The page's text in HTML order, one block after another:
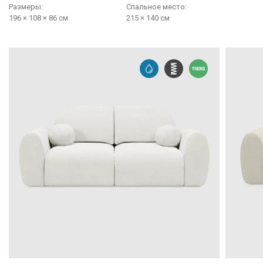
Размеры:
196 × 108 × 86 см
Cпальное место:
215 × 140 см